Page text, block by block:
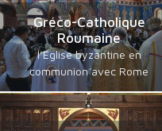
Gréco-Catholique
Roumaine
l’Eglise byzantine en
communion avec Rome